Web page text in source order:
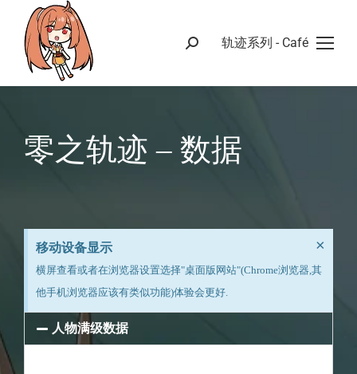
轨迹系列 - Café
零之轨迹 – 数据
移动设备显示
横屏查看或者在浏览器设置选择"桌面版网站"(Chrome浏览器,其
他手机浏览器应该有类似功能)体验会更好.
×
人物满级数据